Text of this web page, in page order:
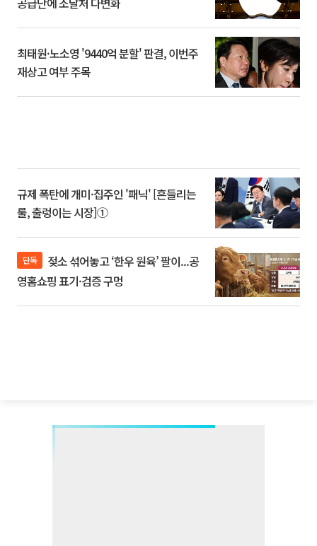
최태원·노소영 '9440억 분할' 판결, 이번주
재상고 여부 주목
규제 폭탄에 개미·집주인 '패닉' [흔들리는
룰, 출렁이는 시장]①
단독
영홈쇼핑 표기·검증 구멍